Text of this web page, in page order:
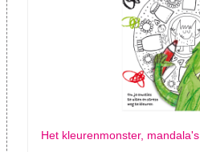
Het kleurenmonster, mandala's